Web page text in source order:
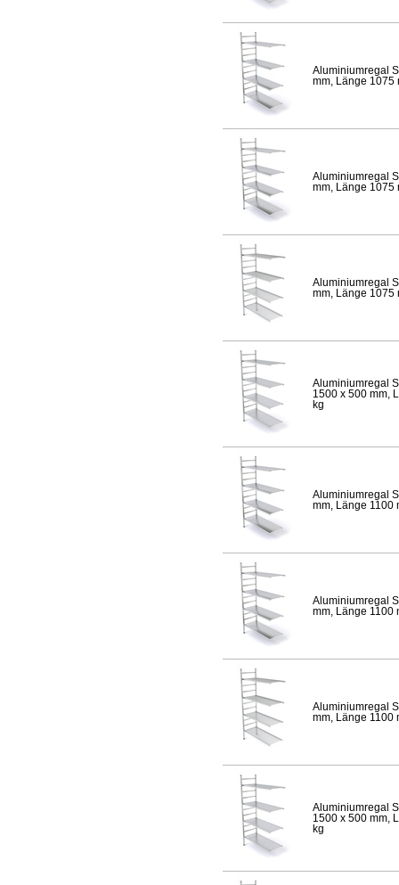
Aluminiumregal
mm, Länge 1075
Aluminiumregal
mm, Länge 1075
Aluminiumregal
mm, Länge 1075
Aluminiumregal
1500 x 500 mm,
kg
Aluminiumregal
mm, Länge 1100
Aluminiumregal
mm, Länge 1100
Aluminiumregal
mm, Länge 1100
Aluminiumregal
1500 x 500 mm,
kg